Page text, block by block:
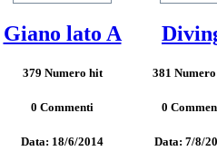
Giano lato A
379 Numero hit
0 Commenti
Data: 18/6/2014
381
0
Data: 7/8/